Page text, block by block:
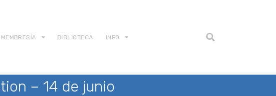
MEMBRESÍA BIBLIOTECA INFO
– 14 de junio